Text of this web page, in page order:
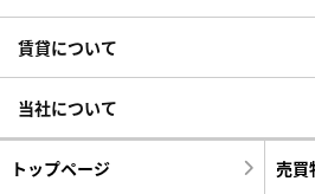
賃貸について
当社について
トップページ 売買